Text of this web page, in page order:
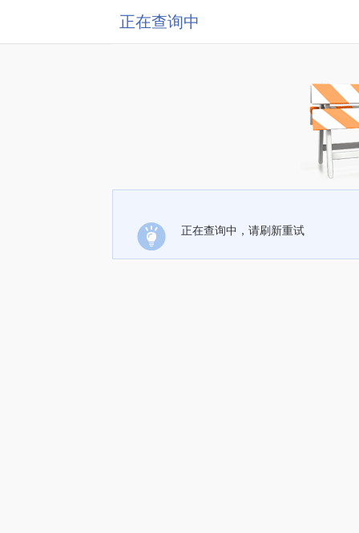
正在查询中
正在查询中，请刷新重试